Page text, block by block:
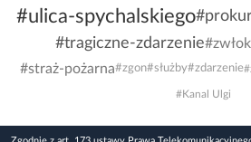
#ulica-spychalskiego
#tragiczne-zdarzenie
#straż-pożarna#zgon#służby#zdarzenie
#Kanal Ulgi